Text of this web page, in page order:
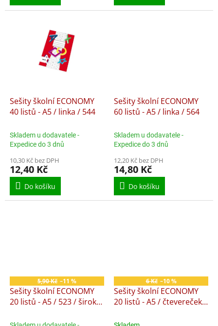
Sešity školní ECONOMY
40 listů - A5 / linka / 544
Skladem u dodavatele -
Expedice do 3 dnů
10,30 Kč bez DPH
12,40 Kč
Do košíku
Sešity školní ECONOMY
60 listů - A5 / linka / 564
Skladem u dodavatele -
Expedice do 3 dnů
12,20 Kč bez DPH
14,80 Kč
Do košíku
5,90 Kč –11 %
Sešity školní ECONOMY
20 listů - A5 / 523 / široká
6 Kč –10 %
Sešity školní ECONOMY
20 listů - A5 / čtevereček /